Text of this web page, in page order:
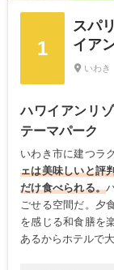
1
スパ
イア
いわき
ハワイアンリ
テーマパーク
いわき市に建つラ
ェは美味しいと評
だけ食べられる。
ごせる空間だ。夕
を感じる和食膳を
あるからホテルで